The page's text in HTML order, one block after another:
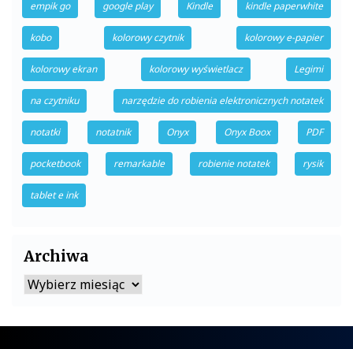
empik go google play Kindle kindle paperwhite
kobo kolorowy czytnik kolorowy e-papier
kolorowy ekran kolorowy wyświetlacz Legimi
na czytniku narzędzie do robienia elektronicznych notatek
notatki notatnik Onyx Onyx Boox PDF
pocketbook remarkable robienie notatek rysik
tablet e ink
Archiwa
Archiwa